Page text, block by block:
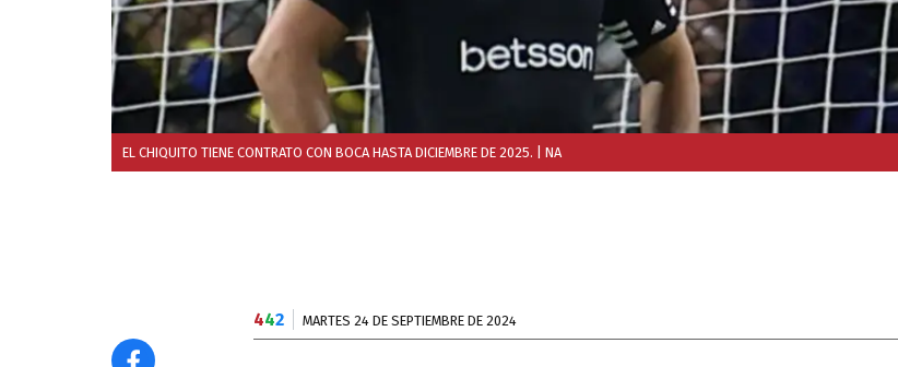
EL CHIQUITO TIENE CONTRATO CON BOCA HASTA DICIEMBRE DE 2025. | NA
442 MARTES 24 DE SEPTIEMBRE DE 2024